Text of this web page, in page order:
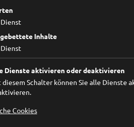
Cookieeinstellungen
an.
Dienst
Inhalte
Dienst
Dienste aktivieren oder deaktivieren
diesem Schalter können Sie alle Dienste
Cookies